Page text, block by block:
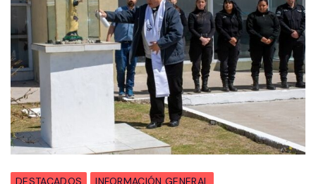
DESTACADOS INFORMACIÓN GENERAL